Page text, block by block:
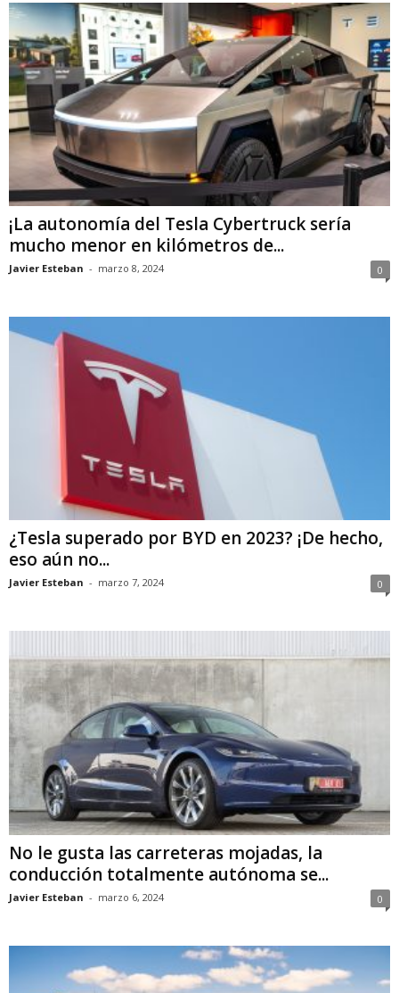
¡La autonomía del Tesla Cybertruck sería
mucho menor en kilómetros de...
Javier Esteban - marzo 8, 2024 0
¿Tesla superado por BYD en 2023? ¡De hecho,
eso aún no...
Javier Esteban - marzo 7, 2024 0
No le gusta las carreteras mojadas, la
conducción totalmente autónoma se...
Javier Esteban - marzo 6, 2024 0